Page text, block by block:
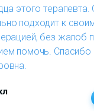
этого терапевта.
подходит к
без жалоб
помочь.